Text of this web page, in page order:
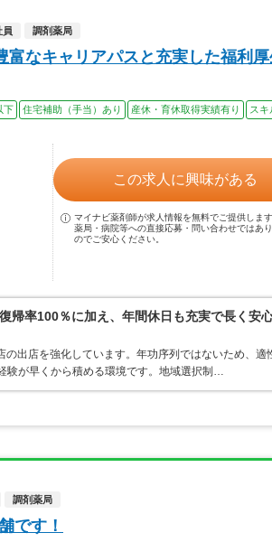
員 調剤薬局
富なキャリアパスと充実した福利
下 住宅補助（手当）あり 産休・育休取得実績有り スキ
この求人に興味がある
マイナビ薬剤師が求人情報を無料でご提供します
薬局・病院等への直接応募・問い合わせではあ
のでご安心ください。
帰率100％に加え、年間休日も充実で長く安
出店を強化しています。年功序列ではないため、適
験が早くから積める環境です。地域選択制…
調剤薬局
です！